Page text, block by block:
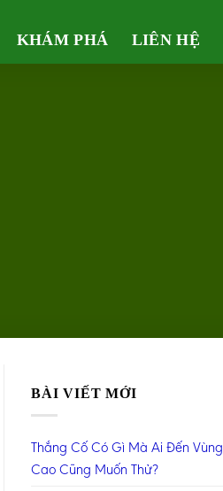
KHÁM PHÁ LIÊN HỆ
BÀI VIẾT MỚI
Thắng Cố Có Gì Mà Ai Đến Vùng
Cao Cũng Muốn Thử?